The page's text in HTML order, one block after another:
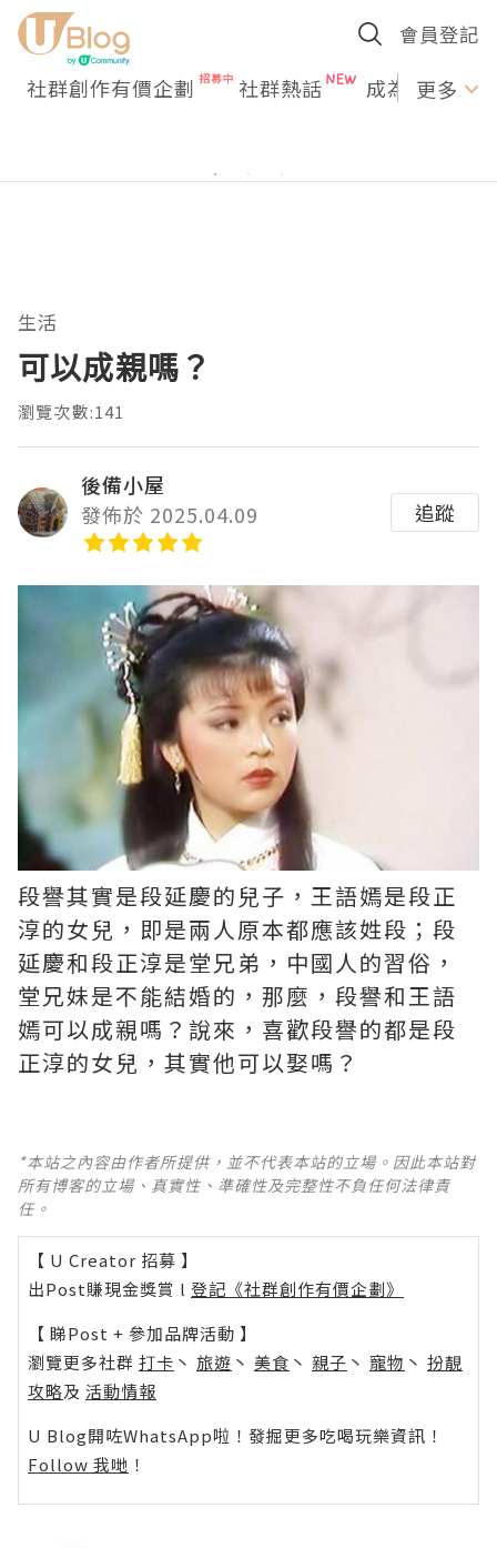
會員登記
社群創作有價企劃 社群熱話 成為U更多
生活
可以成親嗎？
瀏覽次數:141
後備小屋
發佈於 2025.04.09
追蹤
段譽其實是段延慶的兒子，王語嫣是段正
淳的女兒，即是兩人原本都應該姓段；段
延慶和段正淳是堂兄弟，中國人的習俗，
堂兄妹是不能結婚的，那麼，段譽和王語
嫣可以成親嗎？說來，喜歡段譽的都是段
正淳的女兒，其實他可以娶嗎？
*本站之內容由作者所提供，並不代表本站的立場。因此本站對
所有博客的立場、真實性、準確性及完整性不負任何法律責
任。
【 U Creator 招募 】
出Post賺現金獎賞 l 登記《社群創作有價企劃》
【 睇Post + 參加品牌活動 】
瀏覽更多社群 打卡 丶 旅遊 丶 美食 丶 親子 丶 寵物 丶 扮靚
攻略及 活動情報
U Blog開咗WhatsApp啦！發掘更多吃喝玩樂資訊！
Follow 我哋 ！